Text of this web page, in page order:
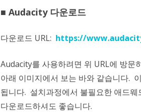
력
한
기
능
■ Audacity 다운로드
다운로드 URL: https://
Audacity를 사용하려면 위 URL에 방
아래 이미지에서 보는 바와 같습니다.
됩니다. 설치과정에서 불필요한 애드
다운로드하셔도 좋습니다.